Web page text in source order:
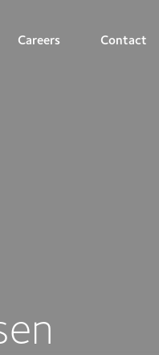
Careers Contact